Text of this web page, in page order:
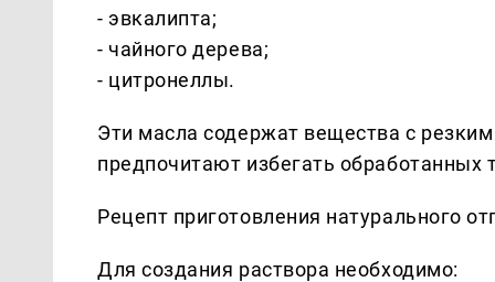
- эвкалипта;
- чайного дерева;
- цитронеллы.
Эти масла содержат вещества с
предпочитают избегать обработанных
Рецепт приготовления натурального
Для создания раствора необходимо: